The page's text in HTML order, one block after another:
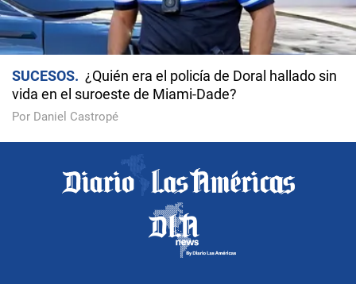
SUCESOS
¿Quién era el policía de Doral hallado sin
vida en el suroeste de Miami-Dade?
Por Daniel Castropé